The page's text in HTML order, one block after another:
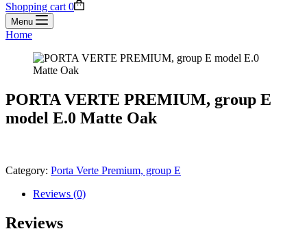
Shopping cart 0
Menu
Home
PORTA VERTE PREMIUM, group E
model E.0 Matte Oak
Category: Porta Verte Premium, group E
Reviews (0)
Reviews